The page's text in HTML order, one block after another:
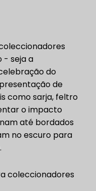
- seja a
do
de
como sarja, feltro
o impacto
até bordados
no escuro para
coleccionadores